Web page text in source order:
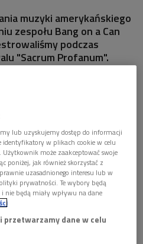
muzyki amerykańskiego
zespołu Bang on a Can
podczas
"Sacrum Profanum".
w sobie subtelną
"The New Yorker" ucieleśnia
błyskotliwość free jazzu
modernizmu". Dzieła,
Michael Gordon, są
od wielkoformatowych
specjalne zamówienie studia
artysty ze środowiskiem
lub uzyskujemy dostęp do informacji
w plikach cookie w celu
może zaakceptować swoje
poniżej, jak również skorzystać z
uzasadnionego interesu lub w
prywatności. Te wybory będą
nie będą miały wpływu na dane
dane w celu